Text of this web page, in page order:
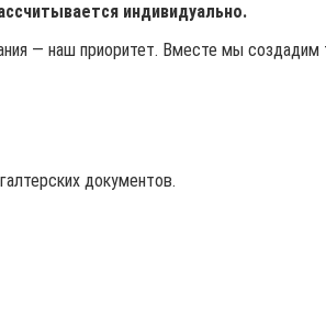
индивидуально.
— наш приоритет. Вместе мы создадим
документов.